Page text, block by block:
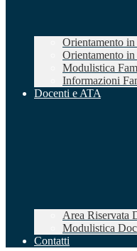
Orientamento in
Orientamento in
Modulistica
Informazioni
Docenti e ATA
Area Riservata
Modulistica
Contatti